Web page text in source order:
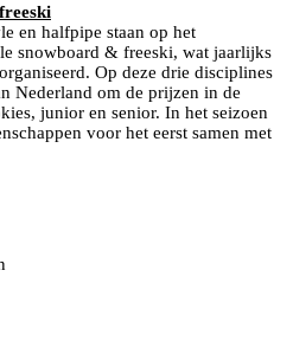
en halfpipe staan op het
snowboard & freeski, wat jaarlijks
Op deze drie disciplines
Nederland om de prijzen in de
junior en senior. In het seizoen
voor het eerst samen met